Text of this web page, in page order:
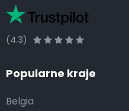
(4.3)
Popularne kraje
Belgia